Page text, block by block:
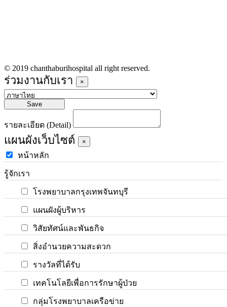
© 2019 chanthaburihospital all right reserved.
ร่วมงานกับเรา ×
Save
รายละเอียด (Detail)
แผนผังเว็บไซต์ ×
หน้าหลัก
รู้จักเรา
โรงพยาบาลกรุงเทพจันทบุรี
แผนผังผู้บริหาร
วิสัยทัศน์และพันธกิจ
สิ่งอำนวยความสะดวก
รางวัลที่ได้รับ
เทคโนโลยีเพื่อการรักษาผู้ป่วย
กลุ่มโรงพยาบาลเครือข่าย